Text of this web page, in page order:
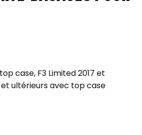
case, F3 Limited 2017 et
et ultérieurs avec top case